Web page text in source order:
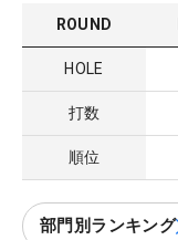
ROUND
HOLE
打数
順位
部門別ランキング